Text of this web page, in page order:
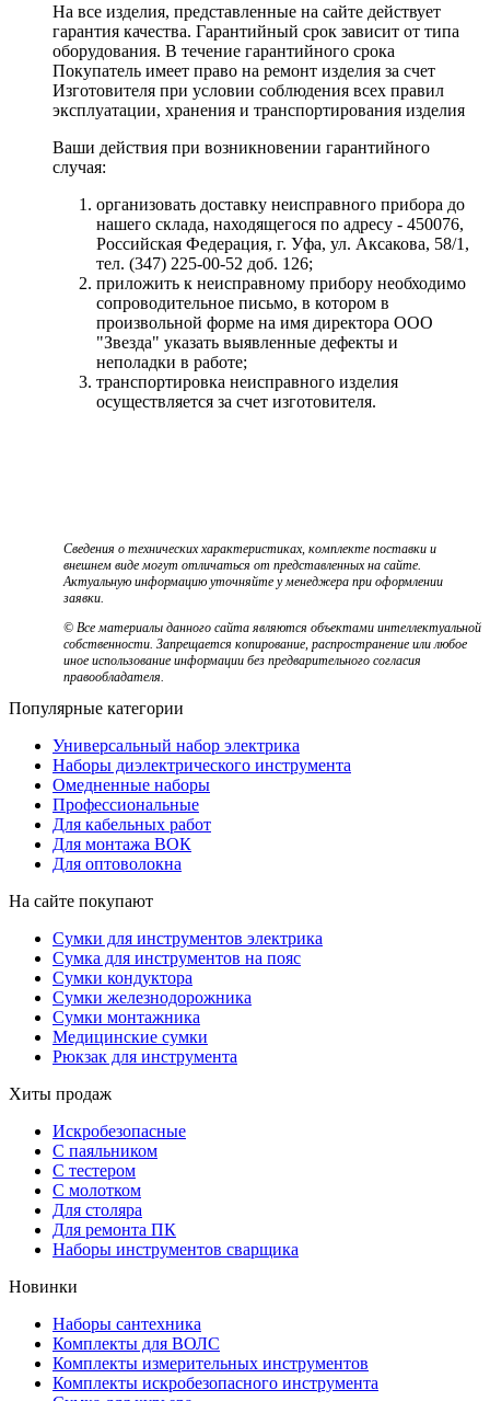
На все изделия, представленные на сайте действует
гарантия качества. Гарантийный срок зависит от типа
оборудования. В течение гарантийного срока
Покупатель имеет право на ремонт изделия за счет
Изготовителя при условии соблюдения всех правил
эксплуатации, хранения и транспортирования изделия
Ваши действия при возникновении гарантийного
случая:
организовать доставку неисправного прибора до
нашего склада, находящегося по адресу - 450076,
Российская Федерация, г. Уфа, ул. Аксакова, 58/1,
тел. (347) 225-00-52 доб. 126;
приложить к неисправному прибору необходимо
сопроводительное письмо, в котором в
произвольной форме на имя директора ООО
"Звезда" указать выявленные дефекты и
неполадки в работе;
транспортировка неисправного изделия
осуществляется за счет изготовителя.
Сведения о технических характеристиках, комплекте поставки и
внешнем виде могут отличаться от представленных на сайте.
Актуальную информацию уточняйте у менеджера при оформлении
заявки.
© Все материалы данного сайта являются объектами интеллектуальной
собственности. Запрещается копирование, распространение или любое
иное использование информации без предварительного согласия
правообладателя.
Популярные категории
Универсальный набор электрика
Наборы диэлектрического инструмента
Омедненные наборы
Профессиональные
Для кабельных работ
Для монтажа ВОК
Для оптоволокна
На сайте покупают
Сумки для инструментов электрика
Сумка для инструментов на пояс
Сумки кондуктора
Сумки железнодорожника
Сумки монтажника
Медицинские сумки
Рюкзак для инструмента
Хиты продаж
Искробезопасные
С паяльником
С тестером
С молотком
Для столяра
Для ремонта ПК
Наборы инструментов сварщика
Новинки
Наборы сантехника
Комплекты для ВОЛС
Комплекты измерительных инструментов
Комплекты искробезопасного инструмента